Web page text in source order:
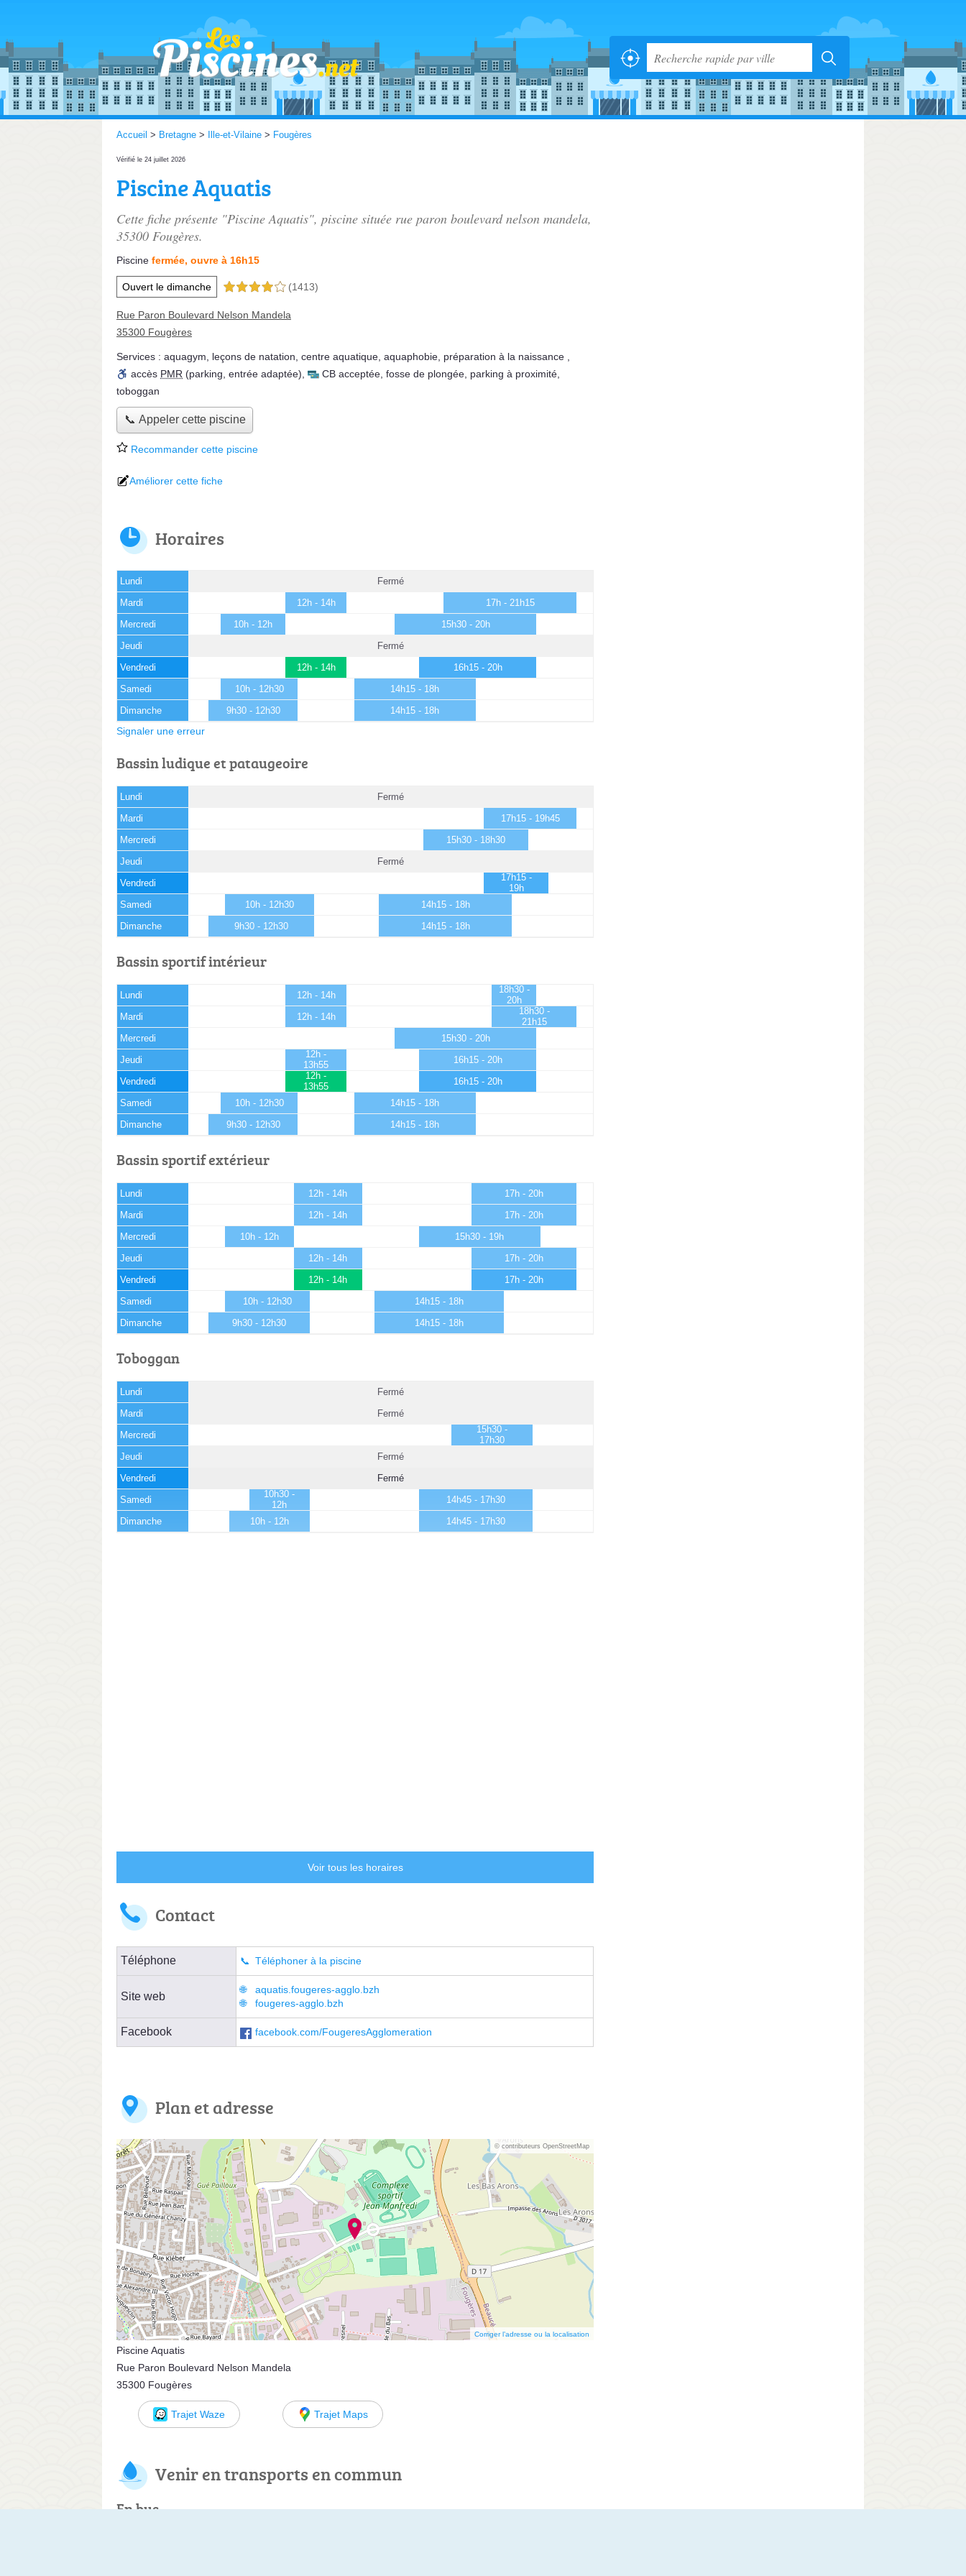
Accueil > Bretagne > Ille-et-Vilaine > Fougères
Vérifié le 24 juillet 2026
Piscine Aquatis
Cette fiche présente "Piscine Aquatis", piscine située rue paron boulevard nelson mandela,
35300 Fougères.
Piscine fermée, ouvre à 16h15
Ouvert le dimanche 4,0 étoiles sur 5 (1413)
Rue Paron Boulevard Nelson Mandela
35300 Fougères
Services : aquagym leçons de natation centre aquatique aquaphobie préparation à la naissance
accès PMR (parking, entrée adaptée) CB acceptée fosse de plongée parking à proximité
toboggan
📞 Appeler cette piscine
Recommander cette piscine
Améliorer cette fiche
Horaires
Lundi Fermé
Mardi 12h - 14h 17h - 21h15
Mercredi 10h - 12h 15h30 - 20h
Jeudi Fermé
Vendredi 12h - 14h 16h15 - 20h
Samedi 10h - 12h30 14h15 - 18h
Dimanche 9h30 - 12h30 14h15 - 18h
Signaler une erreur
Bassin ludique et pataugeoire
Lundi Fermé
Mardi 17h15 - 19h45
Mercredi 15h30 - 18h30
Jeudi Fermé
Vendredi
17h15 -
19h
Samedi
10h - 12h30 14h15 - 18h
Dimanche 9h30 - 12h30 14h15 - 18h
Bassin sportif intérieur
Lundi 12h - 14h
18h30 -
20h
Mardi
12h - 14h
18h30 -
21h15
Mercredi
15h30 - 20h
Jeudi
12h -
13h55
16h15 - 20h
Vendredi
12h -
13h55
16h15 - 20h
Samedi 10h - 12h30 14h15 - 18h
Dimanche 9h30 - 12h30 14h15 - 18h
Bassin sportif extérieur
Lundi 12h - 14h 17h - 20h
Mardi 12h - 14h 17h - 20h
Mercredi 10h - 12h 15h30 - 19h
Jeudi 12h - 14h 17h - 20h
Vendredi 12h - 14h 17h - 20h
Samedi 10h - 12h30 14h15 - 18h
Dimanche 9h30 - 12h30 14h15 - 18h
Toboggan
Lundi Fermé
Mardi Fermé
Mercredi
15h30 -
17h30
Jeudi
Fermé
Vendredi Fermé
Samedi
10h30 -
12h
14h45 - 17h30
Dimanche 10h - 12h 14h45 - 17h30
Voir tous les horaires
Contact
Téléphone Téléphoner à la piscine
Site web
aquatis.fougeres-agglo.bzh
fougeres-agglo.bzh
Facebook facebook.com/FougeresAgglomeration
Plan et adresse
© contributeurs OpenStreetMap
Corriger l’adresse ou la localisation
Piscine Aquatis
Rue Paron Boulevard Nelson Mandela
35300 Fougères
Trajet Waze Trajet Maps
Venir en transports en commun
En bus